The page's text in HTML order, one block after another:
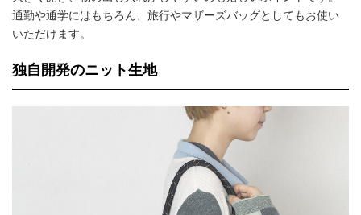
通勤や通学にはもちろん、旅行やマザーズバッグとしてもお使い
いただけます。
独自開発のニット生地